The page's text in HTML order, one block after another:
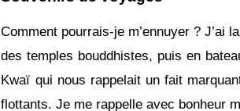
Comment pourrais-je m’ennuyer ?
des temples bouddhistes, puis en
Kwaï qui nous rappelait un fait
flottants. Je me rappelle avec bonheur